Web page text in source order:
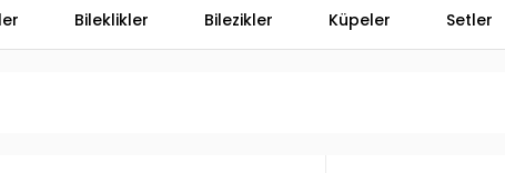
Bileklikler Bilezikler Küpeler Setler